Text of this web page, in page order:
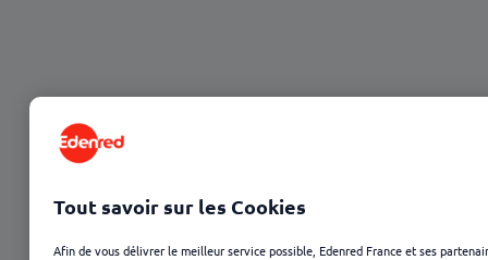
Tout savoir sur les Cookies
Afin de vous délivrer le meilleur service possible, Edenred France et ses